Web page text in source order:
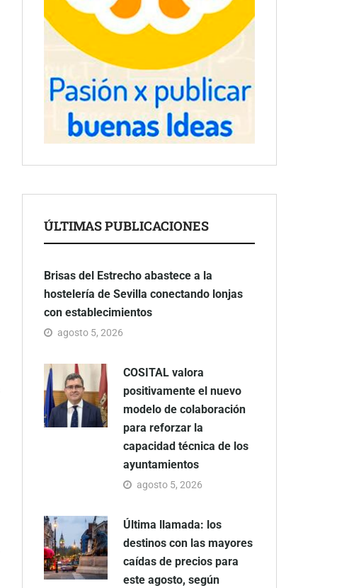
ÚLTIMAS PUBLICACIONES
Brisas del Estrecho abastece a la
hostelería de Sevilla conectando lonjas
con establecimientos
agosto 5, 2026
COSITAL valora
positivamente el nuevo
modelo de colaboración
para reforzar la
capacidad técnica de los
ayuntamientos
agosto 5, 2026
Última llamada: los
destinos con las mayores
caídas de precios para
este agosto, según